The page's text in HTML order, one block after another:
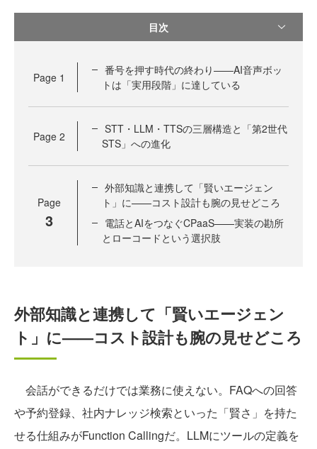
目次
Page 1
番号を押す時代の終わり——AI音声ボッ
トは「実用段階」に達している
Page 2
STT・LLM・TTSの三層構造と「第2世代
STS」への進化
Page
3
外部知識と連携して「賢いエージェン
ト」に——コスト設計も腕の見せどころ
電話とAIをつなぐCPaaS——実装の勘所
とローコードという選択肢
外部知識と連携して「賢いエージェン
ト」に——コスト設計も腕の見せどころ
会話ができるだけでは業務に使えない。FAQへの回答
や予約登録、社内ナレッジ検索といった「賢さ」を持た
せる仕組みがFunction Callingだ。LLMにツールの定義を